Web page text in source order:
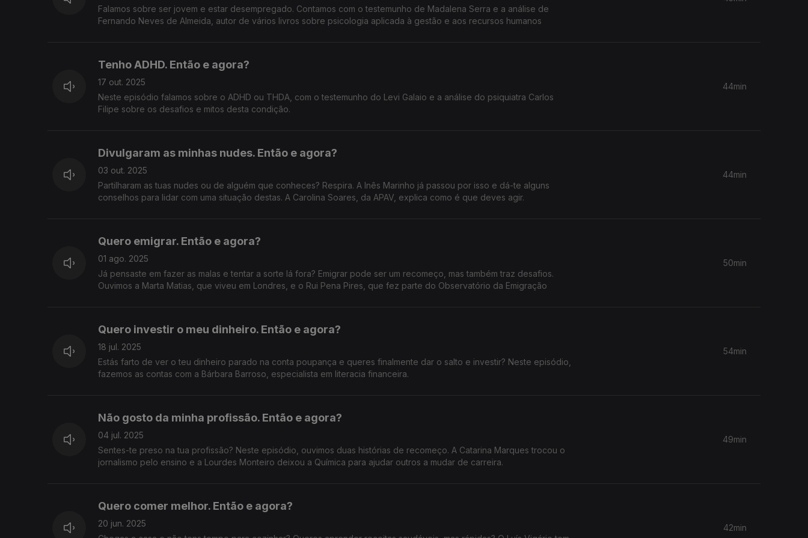
Falamos sobre ser jovem e estar desempregado. Contamos com o testemunho de Madalena Serra e a análise de
Fernando Neves de Almeida, autor de vários livros sobre psicologia aplicada à gestão e aos recursos humanos
Tenho ADHD. Então e agora?
17 out. 2025
Neste episódio falamos sobre o ADHD ou THDA, com o testemunho do Levi Galaio e a análise do psiquiatra Carlos
Filipe sobre os desafios e mitos desta condição.
44min
Divulgaram as minhas nudes. Então e agora?
03 out. 2025
Partilharam as tuas nudes ou de alguém que conheces? Respira. A Inês Marinho já passou por isso e dá-te alguns
conselhos para lidar com uma situação destas. A Carolina Soares, da APAV, explica como é que deves agir.
44min
Quero emigrar. Então e agora?
01 ago. 2025
Já pensaste em fazer as malas e tentar a sorte lá fora? Emigrar pode ser um recomeço, mas também traz desafios.
Ouvimos a Marta Matias, que viveu em Londres, e o Rui Pena Pires, que fez parte do Observatório da Emigração
50min
Quero investir o meu dinheiro. Então e agora?
18 jul. 2025
Estás farto de ver o teu dinheiro parado na conta poupança e queres finalmente dar o salto e investir? Neste episódio,
fazemos as contas com a Bárbara Barroso, especialista em literacia financeira.
54min
Não gosto da minha profissão. Então e agora?
04 jul. 2025
Sentes-te preso na tua profissão? Neste episódio, ouvimos duas histórias de recomeço. A Catarina Marques trocou o
jornalismo pelo ensino e a Lourdes Monteiro deixou a Química para ajudar outros a mudar de carreira.
49min
Quero comer melhor. Então e agora?
20 jun. 2025
42min